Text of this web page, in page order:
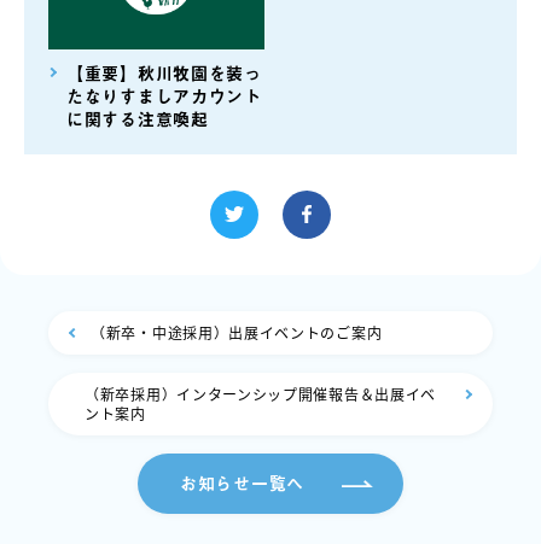
【重要】秋川牧園を装っ
たなりすましアカウント
に関する注意喚起
（新卒・中途採用）出展イベントのご案内
（新卒採用）インターンシップ開催報告＆出展イベ
ント案内
お知らせ一覧へ